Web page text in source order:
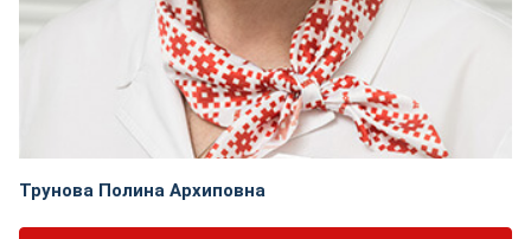
Трунова Полина Архиповна